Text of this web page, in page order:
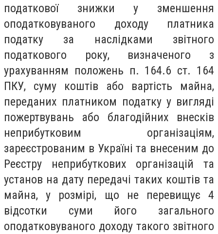
податкової знижки у зменшення
оподатковуваного доходу платника
податку за наслідками звітного
податкового року, визначеного з
урахуванням положень п. 164.6 ст. 164
ПКУ, суму коштів або вартість майна,
переданих платником податку у вигляді
пожертвувань або благодійних внесків
неприбутковим організаціям,
зареєстрованим в Україні та внесеним до
Реєстру неприбуткових організацій та
установ на дату передачі таких коштів та
майна, у розмірі, що не перевищує 4
відсотки суми його загального
оподатковуваного доходу такого звітного